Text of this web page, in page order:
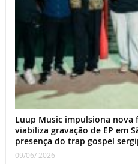
Luup Music impulsiona nova
viabiliza gravação de EP em
presença do trap gospel
09/06/ 2026